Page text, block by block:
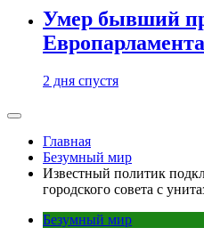
Умер бывший
2 дня спустя
Главная
Безумный мир
Известный политик
городского совета с
Безумный мир